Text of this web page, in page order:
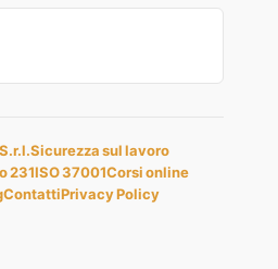
Sicurezza sul lavoro
231ISO 37001Corsi online
ContattiPrivacy Policy